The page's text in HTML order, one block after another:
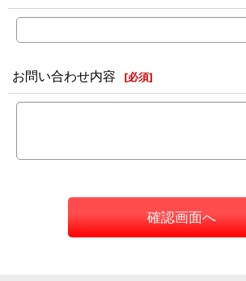
お問い合わせ内容 [必須]
確認画面へ